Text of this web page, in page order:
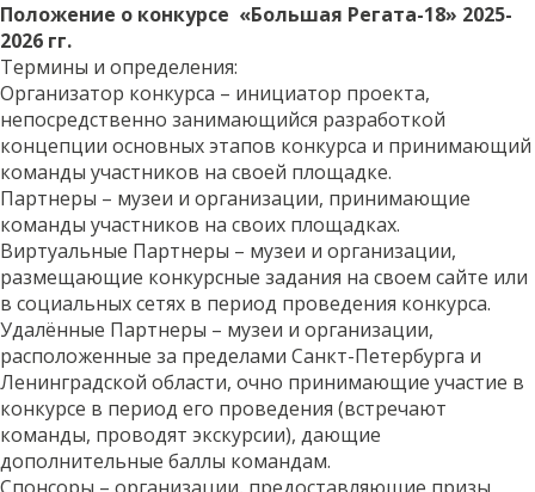
Положение о конкурсе «Большая Регата-18» 2025-
2026 гг.
Термины и определения:
Организатор конкурса – инициатор проекта,
непосредственно занимающийся разработкой
концепции основных этапов конкурса и принимающий
команды участников на своей площадке.
Партнеры – музеи и организации, принимающие
команды участников на своих площадках.
Виртуальные Партнеры – музеи и организации,
размещающие конкурсные задания на своем сайте или
в социальных сетях в период проведения конкурса.
Удалённые Партнеры – музеи и организации,
расположенные за пределами Санкт-Петербурга и
Ленинградской области, очно принимающие участие в
конкурсе в период его проведения (встречают
команды, проводят экскурсии), дающие
дополнительные баллы командам.